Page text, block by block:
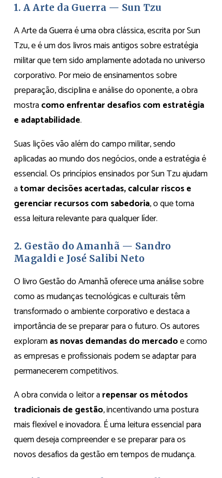
1. A Arte da Guerra — Sun Tzu
A Arte da Guerra é uma obra clássica, escrita por Sun
Tzu, e é um dos livros mais antigos sobre estratégia
militar que tem sido amplamente adotada no universo
corporativo. Por meio de ensinamentos sobre
preparação, disciplina e análise do oponente, a obra
mostracomo enfrentar desafios com estratégia
e adaptabilidade.
Suas lições vão além do campo militar, sendo
aplicadas ao mundo dos negócios, onde a estratégia é
essencial. Os princípios ensinados por Sun Tzu ajudam
atomar decisões acertadas, calcular riscos e
gerenciar recursos com sabedoria, o que torna
essa leitura relevante para qualquer líder.
2. Gestão do Amanhã — Sandro
Magaldi e José Salibi Neto
O livro Gestão do Amanhã oferece uma análise sobre
como as mudanças tecnológicas e culturais têm
transformado o ambiente corporativo e destaca a
importância de se preparar para o futuro. Os autores
exploramas novas demandas do mercadoe como
as empresas e profissionais podem se adaptar para
permanecerem competitivos.
A obra convida o leitor arepensar os métodos
tradicionais de gestão, incentivando uma postura
mais flexível e inovadora. É uma leitura essencial para
quem deseja compreender e se preparar para os
novos desafios da gestão em tempos de mudança.